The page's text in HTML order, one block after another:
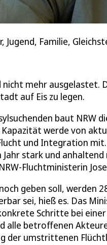
Jugend, Familie,
mehr
auf Eis zu legen.
baut NRW
werde von
und Integration
stark und
Fluchtministerin
geben soll, werden
sei, hieß es. Das
Schritte bei
alle betroffenen
der umstrittenen